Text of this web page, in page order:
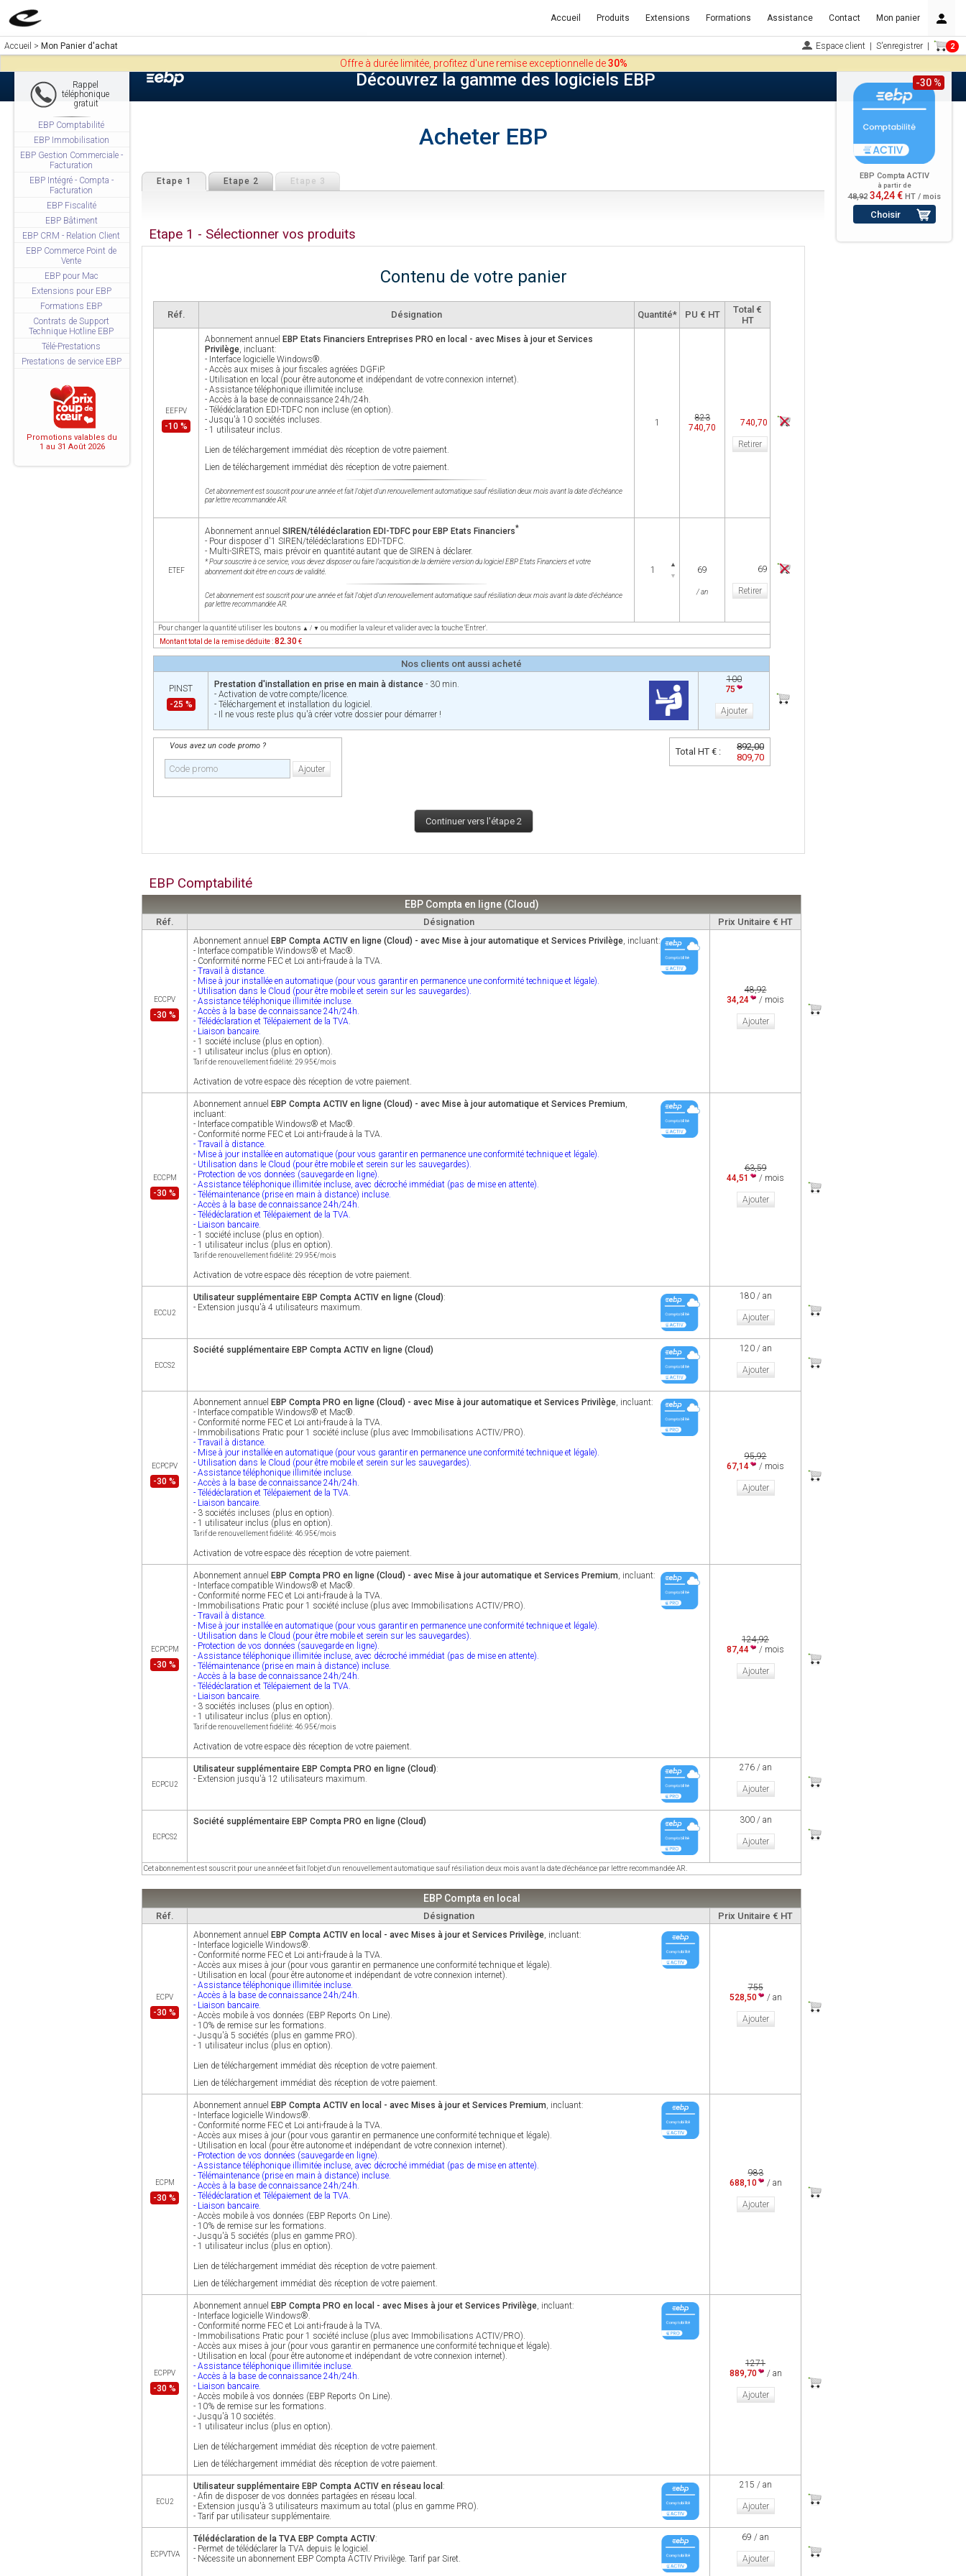
Accueil Produits Extensions Formations Assistance Contact Mon panier
Accueil > Mon Panier d'achat Espace client S'enregistrer 2
Rappel
téléphonique
gratuit
EBP Comptabilité
EBP Immobilisation
EBP Gestion Commerciale -
Facturation
EBP Intégré - Compta -
Facturation
EBP Fiscalité
EBP Bâtiment
EBP CRM - Relation Client
EBP Commerce Point de
Vente
EBP pour Mac
Extensions pour EBP
Formations EBP
Contrats de Support
Technique Hotline EBP
Télé-Prestations
Prestations de service EBP
Promotions valables du
1 au 31 Août 2026
Découvrez la gamme des logiciels EBP
Offre à durée limitée, profitez d'une remise exceptionnelle de30%
EBP Compta ACTIV
à partir de
48,92 34,24 €HT / mois
-30 %
Choisir
Acheter EBP
Etape 1 Etape 2 Etape 3
Etape 1 - Sélectionner vos produits
Contenu de votre panier
Réf. Désignation Quantité* PU € HT
Total €
HT
EEFPV
-10 %
Abonnement annuel EBP Etats Financiers Entreprises PRO en local - avec Mises à jour et Services
Privilège, incluant:
- Interface logicielle Windows®.
- Accès aux mises à jour fiscales agréées DGFiP.
- Utilisation en local (pour être autonome et indépendant de votre connexion internet).
- Assistance téléphonique illimitée incluse.
- Accès à la base de connaissance 24h/24h.
- Télédéclaration EDI-TDFC non incluse (en option).
- Jusqu'à 10 sociétés incluses.
- 1 utilisateur inclus.
Lien de téléchargement immédiat dès réception de votre paiement.
Lien de téléchargement immédiat dès réception de votre paiement.
Cet abonnement est souscrit pour une année et fait l'objet d'un renouvellement automatique sauf résiliation deux mois avant la date d'échéance
par lettre recommandée AR.
1
823
740,70
740,70
Retirer
ETEF
Abonnement annuel SIREN/télédéclaration EDI-TDFC pour EBP Etats Financiers*
- Pour disposer d'1 SIREN/télédéclarations EDI-TDFC.
- Multi-SIRETS, mais prévoir en quantité autant que de SIREN à déclarer.
* Pour souscrire à ce service, vous devez disposer ou faire l'acquisition de la dernière version du logiciel EBP Etats Financiers et votre
abonnement doit être en cours de validité.
Cet abonnement est souscrit pour une année et fait l'objet d'un renouvellement automatique sauf résiliation deux mois avant la date d'échéance
par lettre recommandée AR.
▲
▼
69
/ an
69
Retirer
Pour changer la quantité utiliser les boutons ▲ / ▼ ou modifier la valeur et valider avec la touche 'Entrer'.
Montant total de la remise déduite :82.30€
Nos clients ont aussi acheté
PINST
-25 %
Prestation d'installation en prise en main à distance - 30 min.
- Activation de votre compte/licence.
- Téléchargement et installation du logiciel.
- Il ne vous reste plus qu'à créer votre dossier pour démarrer !
100
75
Ajouter
Vous avez un code promo ?
Ajouter
Total HT € :
892,00
809,70
Continuer vers l'étape 2
EBP Comptabilité
EBP Compta en ligne (Cloud)
Réf. Désignation Prix Unitaire € HT
ECCPV
-30 %
Abonnement annuel EBP Compta ACTIV en ligne (Cloud) - avec Mise à jour automatique et Services Privilège, incluant:
- Interface compatible Windows® et Mac®.
- Conformité norme FEC et Loi anti-fraude à la TVA.
- Travail à distance.
- Mise à jour installée en automatique (pour vous garantir en permanence une conformité technique et légale).
- Utilisation dans le Cloud (pour être mobile et serein sur les sauvegardes).
- Assistance téléphonique illimitée incluse.
- Accès à la base de connaissance 24h/24h.
- Télédéclaration et Télépaiement de la TVA.
- Liaison bancaire.
- 1 société incluse (plus en option).
- 1 utilisateur inclus (plus en option).
Tarif de renouvellement fidélité: 29.95€/mois
Activation de votre espace dès réception de votre paiement.
48,92
34,24
/ mois
Ajouter
ECCPM
-30 %
Abonnement annuel EBP Compta ACTIV en ligne (Cloud) - avec Mise à jour automatique et Services Premium,
incluant:
- Interface compatible Windows® et Mac®.
- Conformité norme FEC et Loi anti-fraude à la TVA.
- Travail à distance.
- Mise à jour installée en automatique (pour vous garantir en permanence une conformité technique et légale).
- Utilisation dans le Cloud (pour être mobile et serein sur les sauvegardes).
- Protection de vos données (sauvegarde en ligne).
- Assistance téléphonique illimitée incluse, avec décroché immédiat (pas de mise en attente).
- Télémaintenance (prise en main à distance) incluse.
- Accès à la base de connaissance 24h/24h.
- Télédéclaration et Télépaiement de la TVA.
- Liaison bancaire.
- 1 société incluse (plus en option).
- 1 utilisateur inclus (plus en option).
Tarif de renouvellement fidélité: 29.95€/mois
Activation de votre espace dès réception de votre paiement.
63,59
44,51
/ mois
Ajouter
ECCU2
Utilisateur supplémentaire EBP Compta ACTIV en ligne (Cloud):
- Extension jusqu'à 4 utilisateurs maximum.
180 / an
Ajouter
ECCS2
Société supplémentaire EBP Compta ACTIV en ligne (Cloud) 120 / an
Ajouter
ECPCPV
-30 %
Abonnement annuel EBP Compta PRO en ligne (Cloud) - avec Mise à jour automatique et Services Privilège, incluant:
- Interface compatible Windows® et Mac®.
- Conformité norme FEC et Loi anti-fraude à la TVA.
- Immobilisations Pratic pour 1 société incluse (plus avec Immobilisations ACTIV/PRO).
- Travail à distance.
- Mise à jour installée en automatique (pour vous garantir en permanence une conformité technique et légale).
- Utilisation dans le Cloud (pour être mobile et serein sur les sauvegardes).
- Assistance téléphonique illimitée incluse.
- Accès à la base de connaissance 24h/24h.
- Télédéclaration et Télépaiement de la TVA.
- Liaison bancaire.
- 3 sociétés incluses (plus en option).
- 1 utilisateur inclus (plus en option).
Tarif de renouvellement fidélité: 46.95€/mois
Activation de votre espace dès réception de votre paiement.
95,92
67,14
/ mois
Ajouter
ECPCPM
-30 %
Abonnement annuel EBP Compta PRO en ligne (Cloud) - avec Mise à jour automatique et Services Premium, incluant:
- Interface compatible Windows® et Mac®.
- Conformité norme FEC et Loi anti-fraude à la TVA.
- Immobilisations Pratic pour 1 société incluse (plus avec Immobilisations ACTIV/PRO).
- Travail à distance.
- Mise à jour installée en automatique (pour vous garantir en permanence une conformité technique et légale).
- Utilisation dans le Cloud (pour être mobile et serein sur les sauvegardes).
- Protection de vos données (sauvegarde en ligne).
- Assistance téléphonique illimitée incluse, avec décroché immédiat (pas de mise en attente).
- Télémaintenance (prise en main à distance) incluse.
- Accès à la base de connaissance 24h/24h.
- Télédéclaration et Télépaiement de la TVA.
- Liaison bancaire.
- 3 sociétés incluses (plus en option).
- 1 utilisateur inclus (plus en option).
Tarif de renouvellement fidélité: 46.95€/mois
Activation de votre espace dès réception de votre paiement.
124,92
87,44
/ mois
Ajouter
ECPCU2
Utilisateur supplémentaire EBP Compta PRO en ligne (Cloud):
- Extension jusqu'à 12 utilisateurs maximum.
276 / an
Ajouter
ECPCS2
Société supplémentaire EBP Compta PRO en ligne (Cloud) 300 / an
Ajouter
Cet abonnement est souscrit pour une année et fait l'objet d'un renouvellement automatique sauf résiliation deux mois avant la date d'échéance par lettre recommandée AR.
EBP Compta en local
Réf. Désignation Prix Unitaire € HT
ECPV
-30 %
Abonnement annuel EBP Compta ACTIV en local - avec Mises à jour et Services Privilège, incluant:
- Interface logicielle Windows®.
- Conformité norme FEC et Loi anti-fraude à la TVA.
- Accès aux mises à jour (pour vous garantir en permanence une conformité technique et légale).
- Utilisation en local (pour être autonome et indépendant de votre connexion internet).
- Assistance téléphonique illimitée incluse.
- Accès à la base de connaissance 24h/24h.
- Liaison bancaire.
- Accès mobile à vos données (EBP Reports On Line).
- 10% de remise sur les formations.
- Jusqu'à 5 sociétés (plus en gamme PRO).
- 1 utilisateur inclus (plus en option).
Lien de téléchargement immédiat dès réception de votre paiement.
Lien de téléchargement immédiat dès réception de votre paiement.
755
528,50
/ an
Ajouter
ECPM
-30 %
Abonnement annuel EBP Compta ACTIV en local - avec Mises à jour et Services Premium, incluant:
- Interface logicielle Windows®.
- Conformité norme FEC et Loi anti-fraude à la TVA.
- Accès aux mises à jour (pour vous garantir en permanence une conformité technique et légale).
- Utilisation en local (pour être autonome et indépendant de votre connexion internet).
- Protection de vos données (sauvegarde en ligne).
- Assistance téléphonique illimitée incluse, avec décroché immédiat (pas de mise en attente).
- Télémaintenance (prise en main à distance) incluse.
- Accès à la base de connaissance 24h/24h.
- Télédéclaration et Télépaiement de la TVA.
- Liaison bancaire.
- Accès mobile à vos données (EBP Reports On Line).
- 10% de remise sur les formations.
- Jusqu'à 5 sociétés (plus en gamme PRO).
- 1 utilisateur inclus (plus en option).
Lien de téléchargement immédiat dès réception de votre paiement.
Lien de téléchargement immédiat dès réception de votre paiement.
983
688,10
/ an
Ajouter
ECPPV
-30 %
Abonnement annuel EBP Compta PRO en local - avec Mises à jour et Services Privilège, incluant:
- Interface logicielle Windows®.
- Conformité norme FEC et Loi anti-fraude à la TVA.
- Immobilisations Pratic pour 1 société incluse (plus avec Immobilisations ACTIV/PRO).
- Accès aux mises à jour (pour vous garantir en permanence une conformité technique et légale).
- Utilisation en local (pour être autonome et indépendant de votre connexion internet).
- Assistance téléphonique illimitée incluse.
- Accès à la base de connaissance 24h/24h.
- Liaison bancaire.
- Accès mobile à vos données (EBP Reports On Line).
- 10% de remise sur les formations.
- Jusqu'à 10 sociétés.
- 1 utilisateur inclus (plus en option).
Lien de téléchargement immédiat dès réception de votre paiement.
Lien de téléchargement immédiat dès réception de votre paiement.
1271
889,70
/ an
Ajouter
ECU2
Utilisateur supplémentaire EBP Compta ACTIV en réseau local :
- Afin de disposer de vos données partagées en réseau local.
- Extension jusqu'à 3 utilisateurs maximum au total (plus en gamme PRO).
- Tarif par utilisateur supplémentaire.
215 / an
Ajouter
ECPVTVA
Télédéclaration de la TVA EBP Compta ACTIV:
- Permet de télédéclarer la TVA depuis le logiciel.
- Nécessite un abonnement EBP Compta ACTIV Privilège. Tarif par Siret.
69 / an
Ajouter